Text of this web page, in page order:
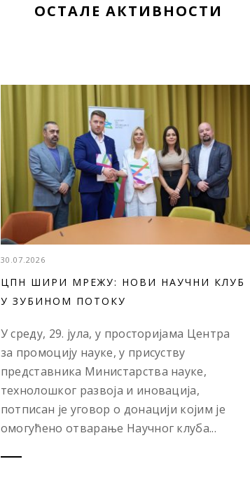
ОСТАЛЕ АКТИВНОСТИ
30.07.2026
ЦПН ШИРИ МРЕЖУ: НОВИ НАУЧНИ КЛУБ
У ЗУБИНОМ ПОТОКУ
У среду, 29. јула, у просторијама Центра
за промоцију науке, у присуству
представника Министарства науке,
технолошког развоја и иновација,
потписан је уговор о донацији којим је
омогућено отварање Научног клуба...